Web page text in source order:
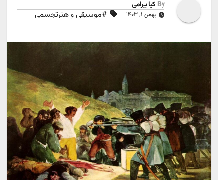
By کیا بیرامی
بهمن ۱, ۱۴۰۳ #موسیقی و هنرتجسمی